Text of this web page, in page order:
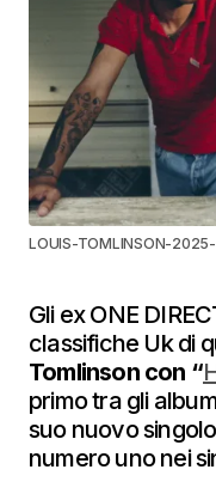
LOUIS-TOMLINSON-2025-
Gli ex ONE
classifiche Uk di
Tomlinson con “
primo tra gli
suo nuovo
numero uno nei